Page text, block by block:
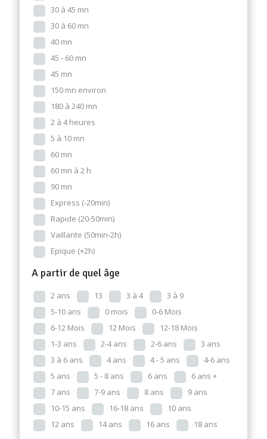
30 à 45 mn
30 à 60 mn
40 mn
45 - 60 mn
45 mn
150 mn environ
180 à 240 mn
2 à 4 heures
5 à 10 mn
60 mn
60 mn à 2 h
90 mn
Express (-20min)
Rapide (20-50min)
Vaillante (50min-2h)
Epique (+2h)
A partir de quel âge
2 ans 13 3 à 4
3 à 9
5-10 ans
0 mois
0-6 Mois
6-12 Mois
12 Mois
12-18 Mois
1-3 ans
2-4 ans 2-6 ans
3 ans
3 à 6 ans
4 ans 4 - 5 ans
4-6 ans
5 ans
5 - 8 ans 6 ans
6 ans +
7 ans
7-9 ans 8 ans
9 ans
10-15 ans
16-18 ans
10 ans
12 ans
14 ans 16 ans 18 ans